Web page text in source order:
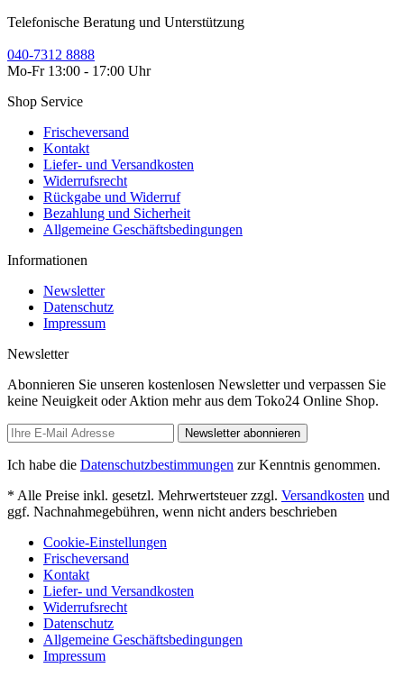
Telefonische Beratung und Unterstützung
040-7312 8888
Mo-Fr 13:00 - 17:00 Uhr
Shop Service
Frischeversand
Kontakt
Liefer- und Versandkosten
Widerrufsrecht
Rückgabe und Widerruf
Bezahlung und Sicherheit
Allgemeine Geschäftsbedingungen
Informationen
Newsletter
Datenschutz
Impressum
Newsletter
Abonnieren Sie unseren kostenlosen Newsletter und verpassen Sie
keine Neuigkeit oder Aktion mehr aus dem Toko24 Online Shop.
Newsletter abonnieren
Ich habe die Datenschutzbestimmungen zur Kenntnis genommen.
* Alle Preise inkl. gesetzl. Mehrwertsteuer zzgl. Versandkosten und
ggf. Nachnahmegebühren, wenn nicht anders beschrieben
Cookie-Einstellungen
Frischeversand
Kontakt
Liefer- und Versandkosten
Widerrufsrecht
Datenschutz
Allgemeine Geschäftsbedingungen
Impressum